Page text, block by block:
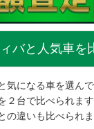
バと人気車を
気になる車を選ん
２台で比べられま
の違いも比べられま